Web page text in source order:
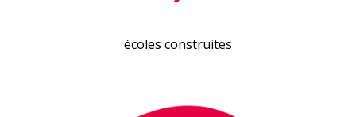
écoles construites